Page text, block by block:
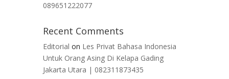
089651222077
Recent Comments
Editorial on Les Privat Bahasa Indonesia
Untuk Orang Asing Di Kelapa Gading
Jakarta Utara | 082311873435